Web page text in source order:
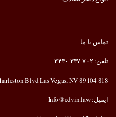
تماس با ما
تلفن: ۷۰۲-۳۳۷-۳۴۳۰
818 E Charleston Blvd Las Vegas, NV 89104
ایمیل: Info@edvin.law